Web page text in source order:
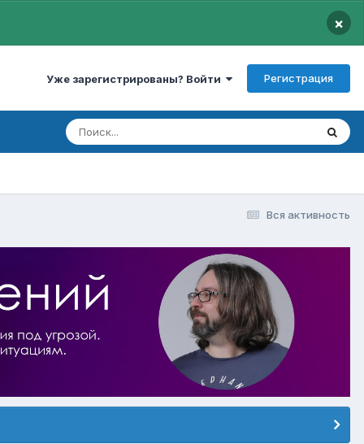
×
Уже зарегистрированы? Войти Регистрация
Вся активность